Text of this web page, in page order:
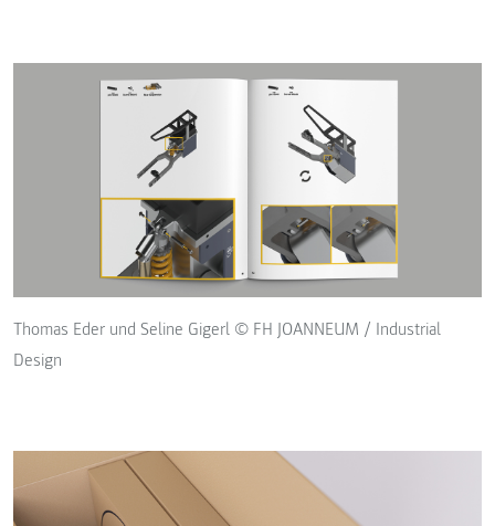
Thomas Eder und Seline Gigerl © FH JOANNEUM / Industrial
Design